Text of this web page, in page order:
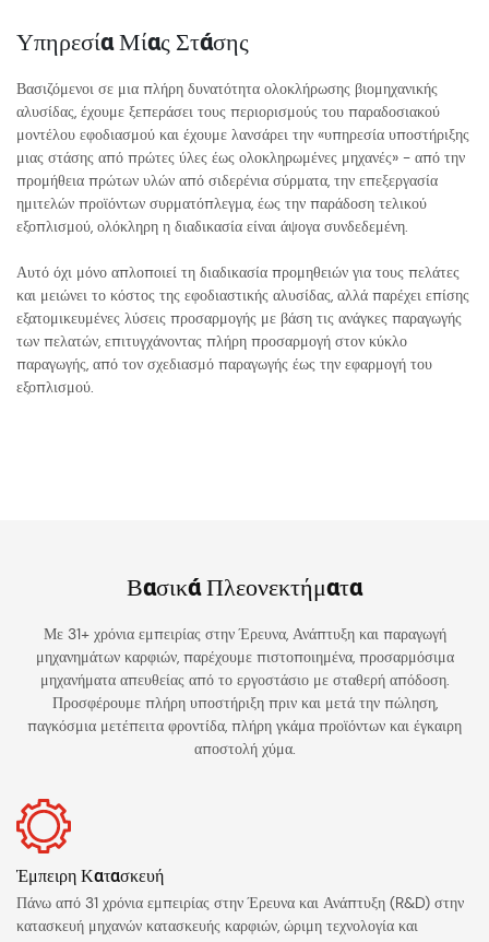
Υπηρεσία Μίας Στάσης
Βασιζόμενοι σε μια πλήρη δυνατότητα ολοκλήρωσης βιομηχανικής
αλυσίδας, έχουμε ξεπεράσει τους περιορισμούς του παραδοσιακού
μοντέλου εφοδιασμού και έχουμε λανσάρει την «υπηρεσία υποστήριξης
μιας στάσης από πρώτες ύλες έως ολοκληρωμένες μηχανές» - από την
προμήθεια πρώτων υλών από σιδερένια σύρματα, την επεξεργασία
ημιτελών προϊόντων συρματόπλεγμα, έως την παράδοση τελικού
εξοπλισμού, ολόκληρη η διαδικασία είναι άψογα συνδεδεμένη.
Αυτό όχι μόνο απλοποιεί τη διαδικασία προμηθειών για τους πελάτες
και μειώνει το κόστος της εφοδιαστικής αλυσίδας, αλλά παρέχει επίσης
εξατομικευμένες λύσεις προσαρμογής με βάση τις ανάγκες παραγωγής
των πελατών, επιτυγχάνοντας πλήρη προσαρμογή στον κύκλο
παραγωγής, από τον σχεδιασμό παραγωγής έως την εφαρμογή του
εξοπλισμού.
Βασικά Πλεονεκτήματα
Με 31+ χρόνια εμπειρίας στην Έρευνα, Ανάπτυξη και παραγωγή
μηχανημάτων καρφιών, παρέχουμε πιστοποιημένα, προσαρμόσιμα
μηχανήματα απευθείας από το εργοστάσιο με σταθερή απόδοση.
Προσφέρουμε πλήρη υποστήριξη πριν και μετά την πώληση,
παγκόσμια μετέπειτα φροντίδα, πλήρη γκάμα προϊόντων και έγκαιρη
αποστολή χύμα.
Έμπειρη Κατασκευή
Πάνω από 31 χρόνια εμπειρίας στην Έρευνα και Ανάπτυξη (R&D) στην
κατασκευή μηχανών κατασκευής καρφιών, ώριμη τεχνολογία και